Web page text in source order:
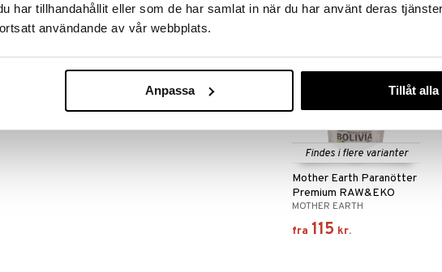
har tillhandahållit eller som de har samlat in när du har använt deras
användande av vår webbplats.
Anpassa Tillåt alla
Findes i flere varianter
Mother Earth Paranötter
Premium RAW&EKO
MOTHER EARTH
fra 115 kr.
eco